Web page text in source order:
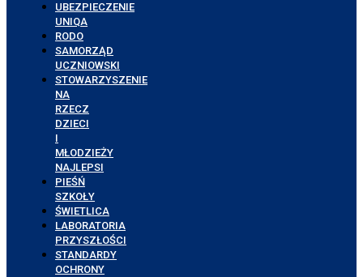
UBEZPIECZENIE
UNIQA
RODO
SAMORZĄD
UCZNIOWSKI
STOWARZYSZENIE
NA
RZECZ
DZIECI
I
MŁODZIEŻY
NAJLEPSI
PIEŚŃ
SZKOŁY
ŚWIETLICA
LABORATORIA
PRZYSZŁOŚCI
STANDARDY
OCHRONY